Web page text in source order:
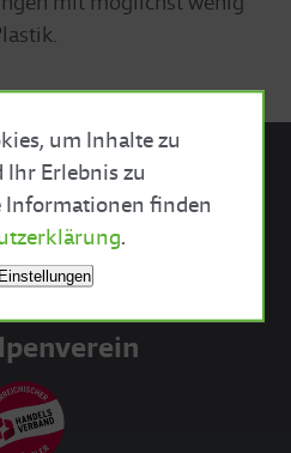
Cookie Bar
um Inhalte zu
Erlebnis zu
Informationen finden
.
Einstellungen